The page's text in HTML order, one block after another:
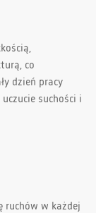
co
dzień pracy
suchości i
ruchów w każdej